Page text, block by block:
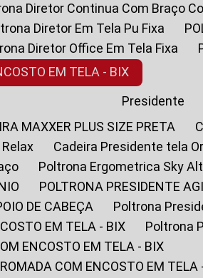
Diretor Continua Com Braço
Diretor Em Tela Pu Fixa
Diretor Office Em Tela Fixa
EM TELA - BIX
Presidente
MAXXER PLUS SIZE PRETA
Relax
Cadeira Presidente tela
Poltrona Ergometrica Sky
POLTRONA PRESIDENTE
DE CABEÇA
Poltrona
EM TELA - BIX
Poltrona
ENCOSTO EM TELA - BIX
COM ENCOSTO EM TELA